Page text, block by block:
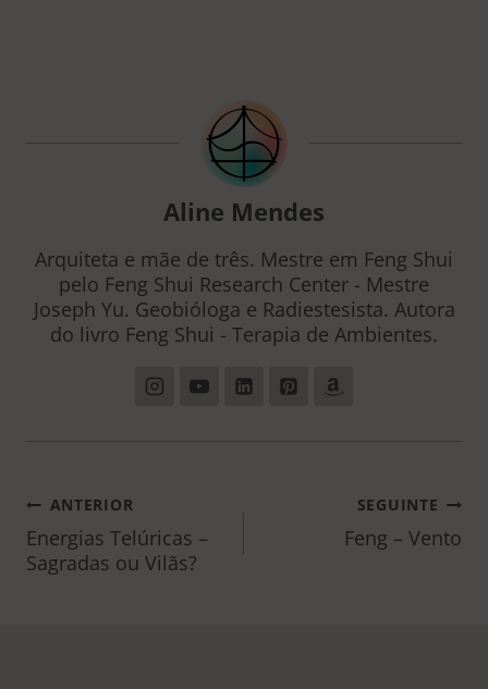
Aline Mendes
Arquiteta e mãe de três. Mestre em Feng Shui
pelo Feng Shui Research Center - Mestre
Joseph Yu. Geobióloga e Radiestesista. Autora
do livro Feng Shui - Terapia de Ambientes.
NAVEGAÇÃO
DE
POST
ANTERIOR
Energias Telúricas –
Sagradas ou Vilãs?
SEGUINTE
Feng – Vento